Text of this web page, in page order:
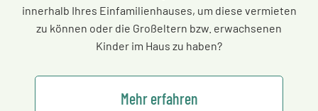
innerhalb Ihres Einfamilienhauses, um diese vermieten
zu können oder die Großeltern bzw. erwachsenen
Kinder im Haus zu haben?
Mehr erfahren